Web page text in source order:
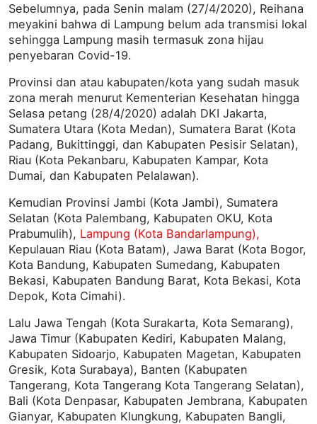
Sebelumnya, pada Senin malam (27/4/2020), Reihana
meyakini bahwa di Lampung belum ada transmisi lokal
sehingga Lampung masih termasuk zona hijau
penyebaran Covid-19.
Provinsi dan atau kabupaten/kota yang sudah masuk
zona merah menurut Kementerian Kesehatan hingga
Selasa petang (28/4/2020) adalah DKI Jakarta,
Sumatera Utara (Kota Medan), Sumatera Barat (Kota
Padang, Bukittinggi, dan Kabupaten Pesisir Selatan),
Riau (Kota Pekanbaru, Kabupaten Kampar, Kota
Dumai, dan Kabupaten Pelalawan).
Kemudian Provinsi Jambi (Kota Jambi), Sumatera
Selatan (Kota Palembang, Kabupaten OKU, Kota
Prabumulih), Lampung (Kota Bandarlampung),
Kepulauan Riau (Kota Batam), Jawa Barat (Kota Bogor,
Kota Bandung, Kabupaten Sumedang, Kabupaten
Bekasi, Kabupaten Bandung Barat, Kota Bekasi, Kota
Depok, Kota Cimahi).
Lalu Jawa Tengah (Kota Surakarta, Kota Semarang),
Jawa Timur (Kabupaten Kediri, Kabupaten Malang,
Kabupaten Sidoarjo, Kabupaten Magetan, Kabupaten
Gresik, Kota Surabaya), Banten (Kabupaten
Tangerang, Kota Tangerang Kota Tangerang Selatan),
Bali (Kota Denpasar, Kabupaten Jembrana, Kabupaten
Gianyar, Kabupaten Klungkung, Kabupaten Bangli,